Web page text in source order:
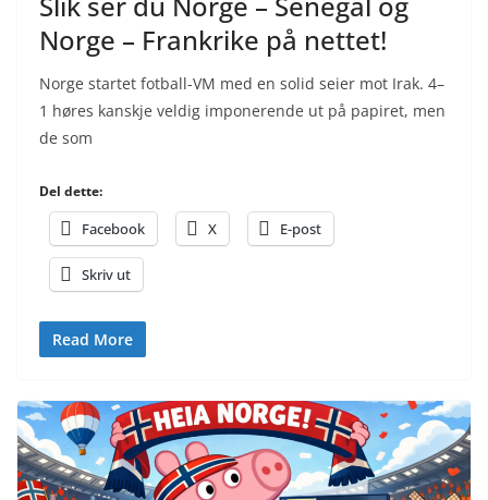
Norge – Frankrike på nettet!
Norge startet fotball-VM med en solid seier mot Irak. 4–
1 høres kanskje veldig imponerende ut på papiret, men
de som
Del dette:
Facebook X E-post
Skriv ut
Read More